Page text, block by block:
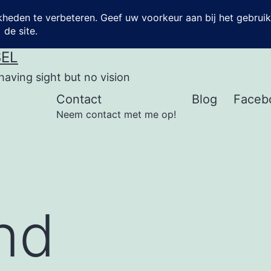
sight but no vision
Contact
Neem contact met me op!
Blog